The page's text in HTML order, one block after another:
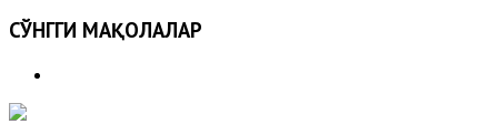
СЎНГГИ МАҚОЛАЛАР